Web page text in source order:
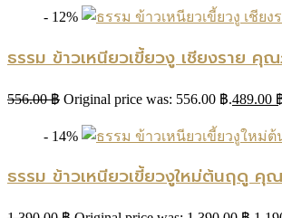
- 12%
ธรรม ข้าวเหนียวเขี้ยวงู เชียงราย
556.00฿ Original price was: 556.00 ฿.489.00
- 14%
ธรรม ข้าวเหนียวเขี้ยวงูใหม่ต้นฤดู